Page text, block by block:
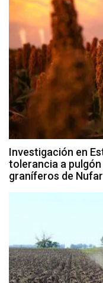
Investigación en
tolerancia a
graníferos de